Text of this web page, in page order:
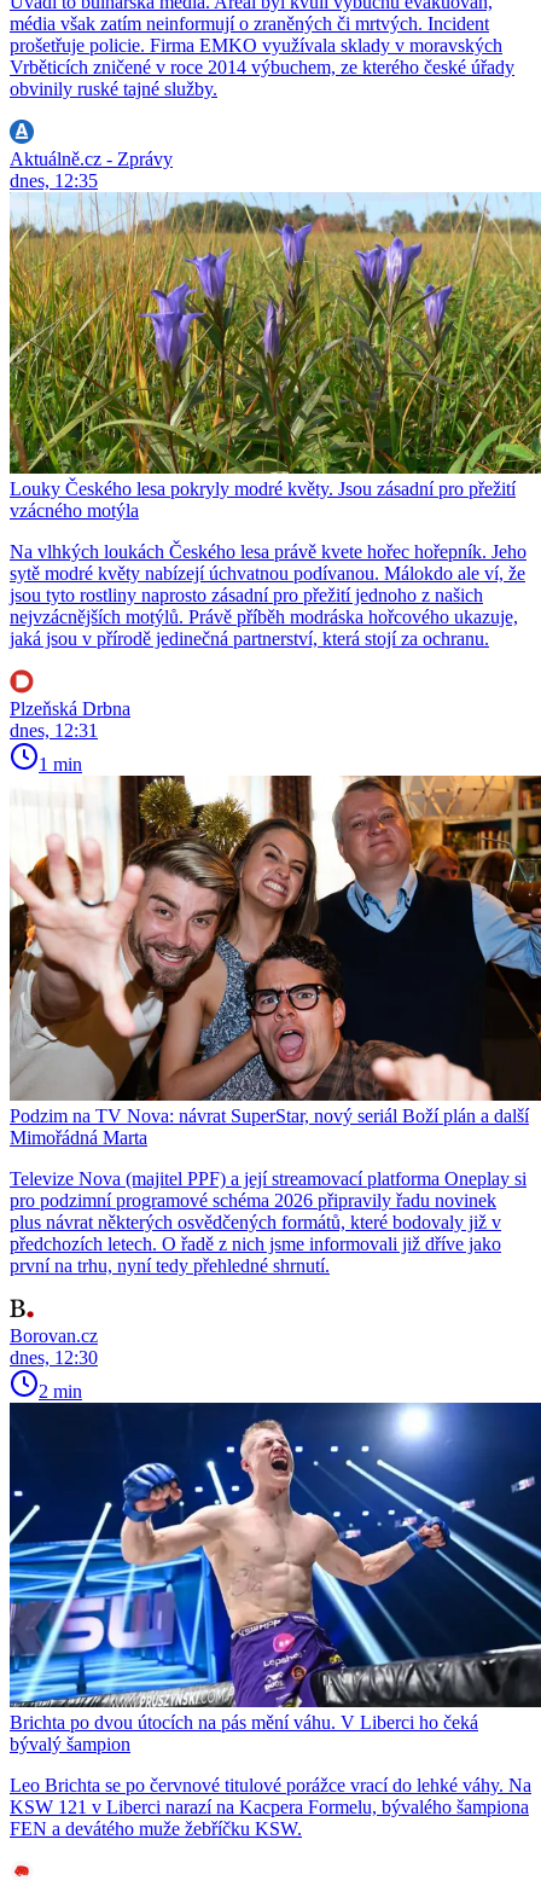
média však zatím neinformují o zraněných či mrtvých. Incident
prošetřuje policie. Firma EMKO využívala sklady v moravských
Vrběticích zničené v roce 2014 výbuchem, ze kterého české úřady
obvinily ruské tajné služby.
Aktuálně.cz - Zprávy
dnes, 12:35
Louky Českého lesa pokryly modré květy. Jsou zásadní pro přežití
vzácného motýla
Na vlhkých loukách Českého lesa právě kvete hořec hořepník. Jeho
sytě modré květy nabízejí úchvatnou podívanou. Málokdo ale ví, že
jsou tyto rostliny naprosto zásadní pro přežití jednoho z našich
nejvzácnějších motýlů. Právě příběh modráska hořcového ukazuje,
jaká jsou v přírodě jedinečná partnerství, která stojí za ochranu.
Plzeňská Drbna
dnes, 12:31
1 min
Podzim na TV Nova: návrat SuperStar, nový seriál Boží plán a další
Mimořádná Marta
Televize Nova (majitel PPF) a její streamovací platforma Oneplay si
pro podzimní programové schéma 2026 připravily řadu novinek
plus návrat některých osvědčených formátů, které bodovaly již v
předchozích letech. O řadě z nich jsme informovali již dříve jako
první na trhu, nyní tedy přehledné shrnutí.
Borovan.cz
dnes, 12:30
2 min
Brichta po dvou útocích na pás mění váhu. V Liberci ho čeká
bývalý šampion
Leo Brichta se po červnové titulové porážce vrací do lehké váhy. Na
KSW 121 v Liberci narazí na Kacpera Formelu, bývalého šampiona
FEN a devátého muže žebříčku KSW.